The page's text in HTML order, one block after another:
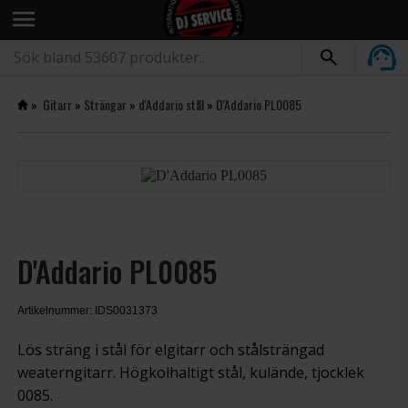
menu
» Gitarr» Strängar» d'Addario stål» D'Addario PL0085
D'Addario PL0085
Artikelnummer: IDS0031373
Lös sträng i stål för elgitarr och stålsträngad
weaterngitarr. Högkolhaltigt stål, kulände, tjocklek
0085.